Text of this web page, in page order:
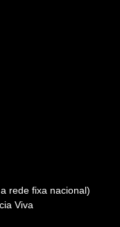
rede fixa nacional)
Viva